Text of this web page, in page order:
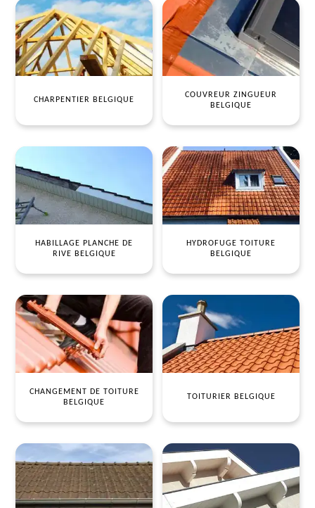
CHARPENTIER BELGIQUE
COUVREUR ZINGUEUR
BELGIQUE
HABILLAGE PLANCHE DE
RIVE BELGIQUE
HYDROFUGE TOITURE
BELGIQUE
CHANGEMENT DE TOITURE
BELGIQUE
TOITURIER BELGIQUE